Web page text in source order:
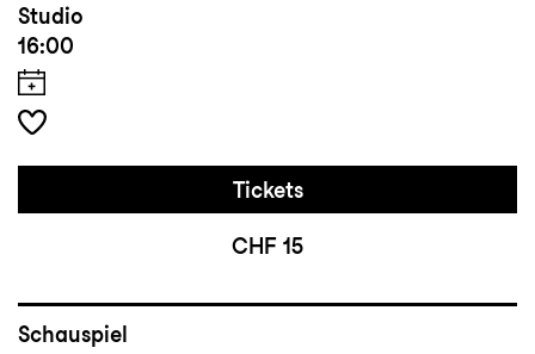
Studio
16:00
Tickets
CHF 15
Schauspiel